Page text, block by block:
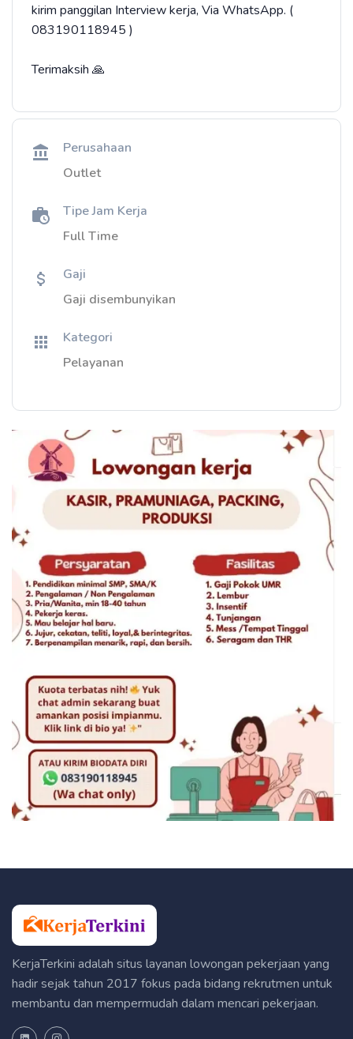
kirim panggilan Interview kerja, Via WhatsApp. (
083190118945 )
Terimaksih 🙏
Perusahaan
Outlet
Tipe Jam Kerja
Full Time
Gaji
Gaji disembunyikan
Kategori
Pelayanan
KerjaTerkini adalah situs layanan lowongan pekerjaan yang
hadir sejak tahun 2017 fokus pada bidang rekrutmen untuk
membantu dan mempermudah dalam mencari pekerjaan.